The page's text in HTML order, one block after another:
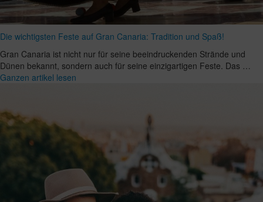
Die wichtigsten Feste auf Gran Canaria: Tradition und Spaß!
Gran Canaria ist nicht nur für seine beeindruckenden Strände und
Dünen bekannt, sondern auch für seine einzigartigen Feste. Das …
Ganzen artikel lesen